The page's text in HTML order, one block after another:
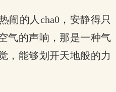
闹的人cha0，安静得只
气的声响，那是一种气
，能够划开天地般的力